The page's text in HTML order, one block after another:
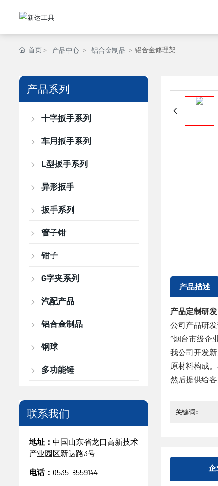
首页 产品中心 铝合金制品 铝合金修理架
产品系列
十字扳手系列
车用扳手系列
L型扳手系列
异形扳手
扳手系列
管子钳
钳子
G字夹系列
汽配产品
铝合金制品
钢球
多功能锤
联系我们
地址：中国山东省龙口高新技术
产业园区新达路3号
电话： 0535-8559144
产品描述
产品定制研
公司产品研
“烟台市级企
我公司开发
原材料构成
然后提供给
关键词:
企